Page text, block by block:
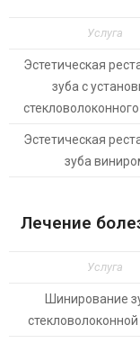
Услуга
Эстетическая
зуба с
Эстетическая
зуба
Лечение
Услуга
Шинирование